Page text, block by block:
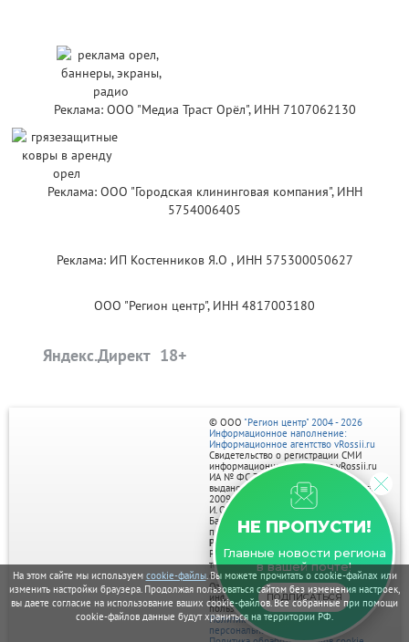
На этом сайте мы используем cookie-файлы. Вы можете прочитать о cookie-файлах или
изменить настройки браузера. Продолжая пользоваться сайтом без изменения настроек,
вы даете согласие на использование ваших cookie-файлов. Все собранные при помощи
cookie-файлов данные будут храниться на территории РФ.
Реклама: ООО "Медиа Траст Орёл", ИНН 7107062130
Реклама: ООО "Городская клининговая компания", ИНН
5754006405
Реклама: ИП Костенников Я.О , ИНН 575300050627
ООО "Регион центр", ИНН 4817003180
Яндекс.Директ
НЕ ПРОПУСТИ!
Главные новости региона
в вашей почте!
ПОДПИСАТЬСЯ
© ООО "Регион центр" 2004 - 2026
Информационное наполнение:
Информационное агентство vRossii.ru
Свидетельство о регистрации СМИ
информационного агентства vRossii.ru
ИА № ФС 77‑35502
выдано РОСКОМНАДЗОРом 04 марта
2009г.
И. О. Главного редактора Нарыков А. Н.
Баннеры на портале размещаются на
правах рекламы.
Реклама на портале:
Рекламное агентство "Умный маркетинг"
тел. 7-910-267-70-40,
email: umnyy.marketing@yandex.ru
Отдельные публикации могут содержать
информацию, не предназначенную для
пользователей до 18 лет.
Политика в отношении обработки
персональных данных